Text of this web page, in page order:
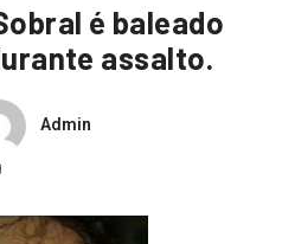
é baleado
assalto.
Admin